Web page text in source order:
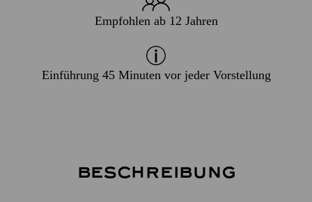
Empfohlen ab 12 Jahren
Einführung 45 Minuten vor jeder Vorstellung
Beschreibung